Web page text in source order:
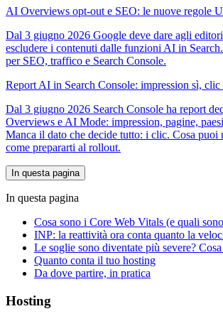
AI Overviews opt-out e SEO: le nuove regole
Dal 3 giugno 2026 Google deve dare agli
escludere i contenuti dalle funzioni AI in
per SEO, traffico e Search Console.
Report AI in Search Console: impression sì, clic
Dal 3 giugno 2026 Search Console ha report
Overviews e AI Mode: impression, pagine,
Manca il dato che decide tutto: i clic. Cosa puoi
come prepararti al rollout.
In questa pagina
In questa pagina
Cosa sono i Core Web Vitals (e quali
INP: la reattività ora conta quanto la
Le soglie sono diventate più severe?
Quanto conta il tuo hosting
Da dove partire, in pratica
Hosting